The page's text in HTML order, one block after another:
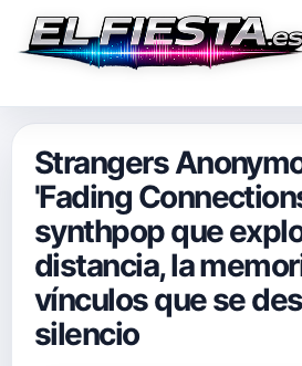
Strangers
'Fading
synthpop que
distancia, la
vínculos que se
silencio